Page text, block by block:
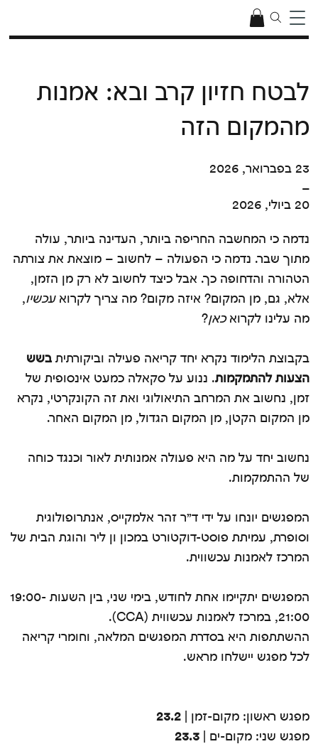
לבטח חזיון קרב ובא: אמנות
מהמקום הזה
23 בפברואר, 2026
–
20 ביולי, 2026
נדמה כי המחשבה החריפה ביותר, העדינה ביותר, עולה
מתוך שבר. נדמה כי הפעולה – לחשוב – מוצאת את צורתה
הטהורה והדחופה כך. אבל כיצד לחשוב לא רק מן הזמן,
אלא, גם, מן המקום? איזה מקום? מה צריך לקרואעכשיו,
מה עלינו לקרואכאן?
בקבוצת הלימוד נקרא יחד קריאה פעילה וביקורתיתבשש
הצעות להתמקמות. ננוע על סקאלה כמעט אינסופית של
זמן, נחשוב את המרחב התיאולוגי ואת זה הקונקרטי, נקרא
מן המקום הקטן, מן המקום הגדול, מן המקום האחר.
נחשוב יחד על מה היא פעולה אמנותית לאור וכנגד כוחה
של ההתמקמות.
המפגשים יונחו על ידי ד״ר זהר אלמקייס, אנתרופולוגית
וסופרת, עמיתת פוסט-דוקטורט במכון ון ליר והוגת הבית של
המרכז לאמנות עכשווית.
המפגשים יתקיימו אחת לחודש, בימי שני, בין השעות 19:00-
21:00, במרכז לאמנות עכשווית (CCA).
ההשתתפות היא בסדרת המפגשים המלאה, וחומרי קריאה
לכל מפגש יישלחו מראש.
מפגש ראשון: מקום-זמן |23.2
מפגש שני: מקום-ים |23.3